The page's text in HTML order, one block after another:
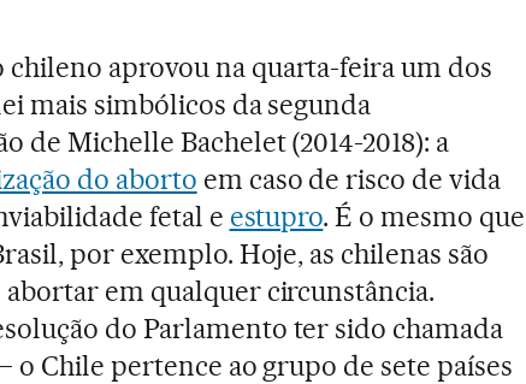
chileno aprovou na quarta-feira um dos
mais simbólicos da segunda
de Michelle Bachelet (2014-2018): a
do aborto em caso de risco de vida
fetal e estupro. É o mesmo que
por exemplo. Hoje, as chilenas são
em qualquer circunstância.
do Parlamento ter sido chamada
o Chile pertence ao grupo de sete países